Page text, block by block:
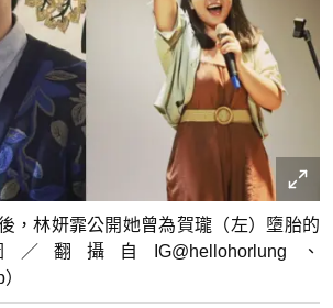
，林妍霏公開她曾為賀瓏（左）墮胎的
翻攝自IG@hellohorlung、